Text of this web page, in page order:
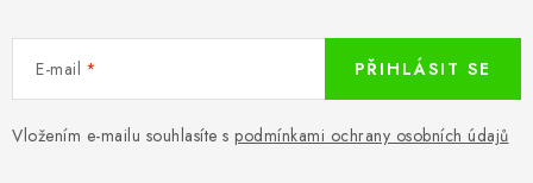
E-mail
Vložením e-mailu souhlasíte s podmínkami ochrany osobních údajů
PŘIHLÁSIT SE